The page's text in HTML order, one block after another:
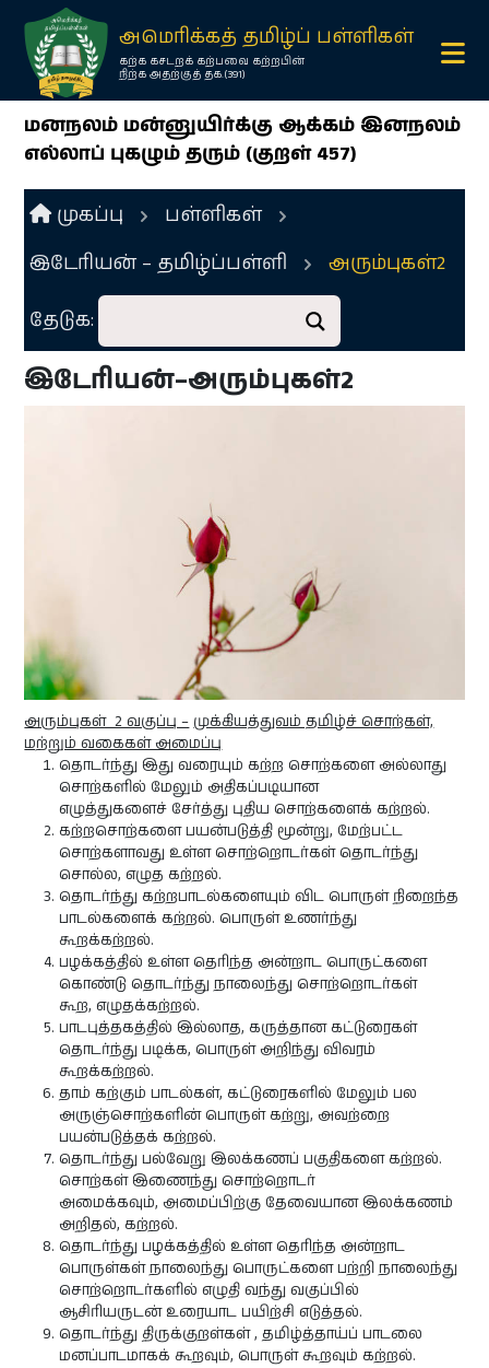
அமெரிக்கத் தமிழ்ப் பள்ளிகள்
கற்க கசடறக் கற்பவை கற்றபின்
நிற்க அதற்குத் தக.(391)
×
மனநலம் மன்னுயிர்க்கு ஆக்கம் இனநலம்
எல்லாப் புகழும் தரும் (குறள் 457)
முகப்பு
பள்ளிகள்
இடேரியன் – தமிழ்ப்பள்ளி
அரும்புகள்2
தேடுக:
இடேரியன்–அரும்புகள்2
அரும்புகள் 2 வகுப்பு – முக்கியத்துவம் தமிழ்ச் சொற்கள்,
மற்றும் வகைகள் அமைப்பு
தொடர்ந்து இது வரையும் கற்ற சொற்களை அல்லாது
சொற்களில் மேலும் அதிகப்படியான
எழுத்துகளைச் சேர்த்து புதிய சொற்களைக் கற்றல்.
கற்றசொற்களை பயன்படுத்தி மூன்று, மேற்பட்ட
சொற்களாவது உள்ள சொற்றொடர்கள் தொடர்ந்து
சொல்ல, எழுத கற்றல்.
தொடர்ந்து கற்றபாடல்களையும் விட பொருள் நிறைந்த
பாடல்களைக் கற்றல். பொருள் உணர்ந்து
கூறக்கற்றல்.
பழக்கத்தில் உள்ள தெரிந்த அன்றாட பொருட்களை
கொண்டு தொடர்ந்து நாலைந்து சொற்றொடர்கள்
கூற, எழுதக்கற்றல்.
பாடபுத்தகத்தில் இல்லாத, கருத்தான கட்டுரைகள்
தொடர்ந்து படிக்க, பொருள் அறிந்து விவரம்
கூறக்கற்றல்.
தாம் கற்கும் பாடல்கள், கட்டுரைகளில் மேலும் பல
அருஞ்சொற்களின் பொருள் கற்று, அவற்றை
பயன்படுத்தக் கற்றல்.
தொடர்ந்து பல்வேறு இலக்கணப் பகுதிகளை கற்றல்.
சொற்கள் இணைந்து சொற்றொடர்
அமைக்கவும், அமைப்பிற்கு தேவையான இலக்கணம்
அறிதல், கற்றல்.
தொடர்ந்து பழக்கத்தில் உள்ள தெரிந்த அன்றாட
பொருள்கள் நாலைந்து பொருட்களை பற்றி நாலைந்து
சொற்றொடர்களில் எழுதி வந்து வகுப்பில்
ஆசிரியருடன் உரையாட பயிற்சி எடுத்தல்.
தொடர்ந்து திருக்குறள்கள் , தமிழ்த்தாய்ப் பாடலை
மனப்பாடமாகக் கூறவும், பொருள் கூறவும் கற்றல்.